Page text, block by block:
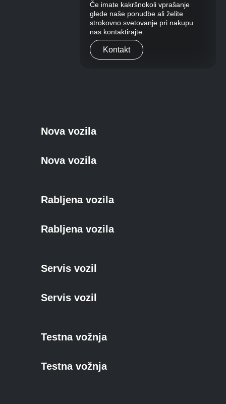
Če imate kakršnokoli vprašanje
glede naše ponudbe ali želite
strokovno svetovanje pri nakupu
nas kontaktirajte.
Kontakt
Nova vozila
Nova vozila
Rabljena vozila
Rabljena vozila
Servis vozil
Servis vozil
Testna vožnja
Testna vožnja